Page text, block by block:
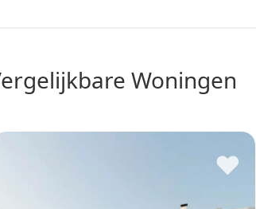
vergelijkbare Woningen
♥